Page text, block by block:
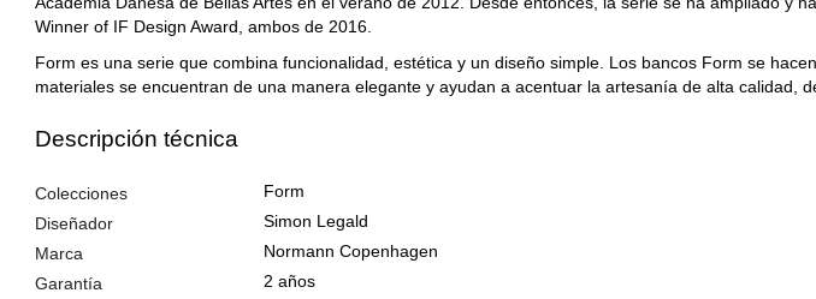
Winner of IF Design Award, ambos de 2016.
Form es una serie que combina funcionalidad, estética y un diseño simple. Los bancos Form se
materiales se encuentran de una manera elegante y ayudan a acentuar la artesanía de alta calidad,
Descripción técnica
Colecciones
Form
Diseñador
Simon Legald
Marca
Normann Copenhagen
Garantía
2 años